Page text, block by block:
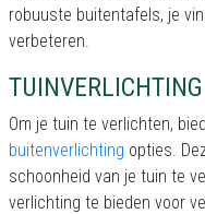
robuuste buitentafels, je
verbeteren.
Om je tuin te verlichten,
buitenverlichting opties.
schoonheid van je tuin te
verlichting te bieden voor